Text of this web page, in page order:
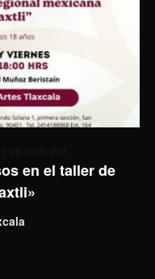
en el taller de
@ 6:00 PM